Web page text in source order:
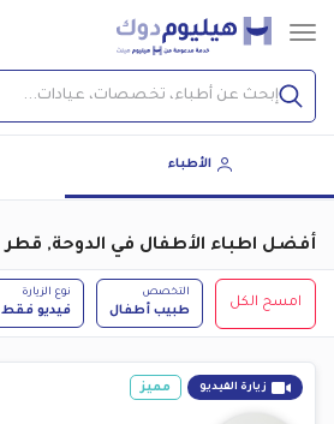
إبحث عن أطباء، تخصصات، عيادات...
الأطباء
أفضل اطباء الأطفال في الدوحة, قطر
امسح الكل
التخصص
طبيب أطفال
نوع الزيارة
فيديو فقط
زيارة الفيديو مميز